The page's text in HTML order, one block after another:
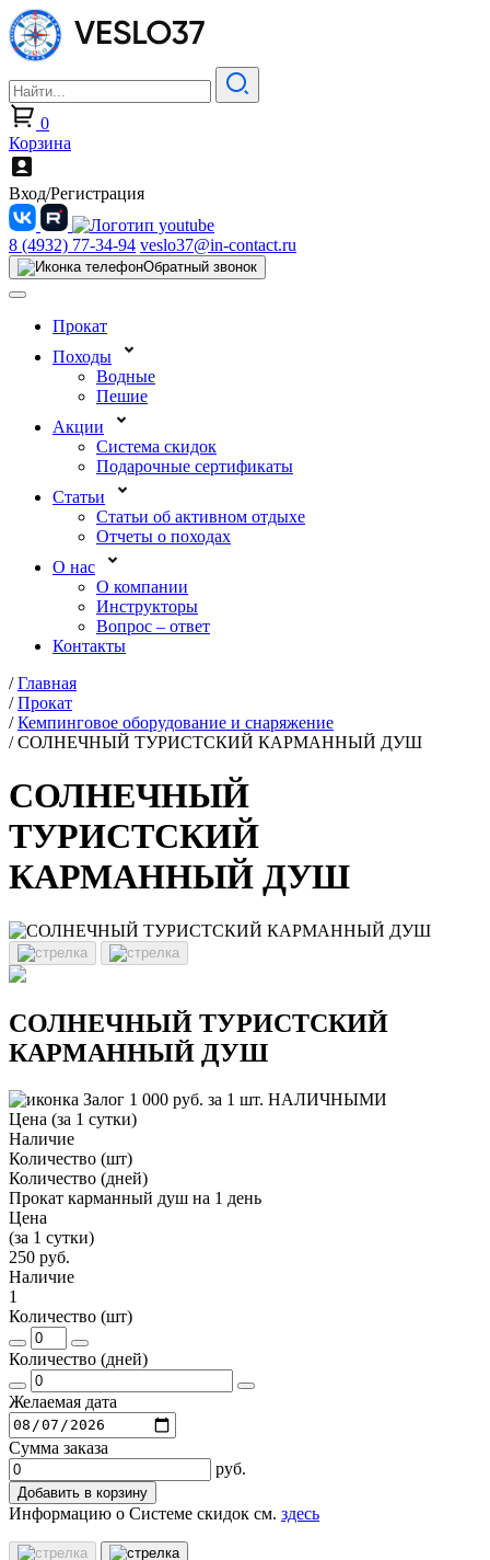
0
Корзина
Вход/Регистрация
8 (4932) 77-34-94 veslo37@in-contact.ru
Обратный звонок
Прокат
Походы
Водные
Пешие
Акции
Система скидок
Подарочные сертификаты
Статьи
Статьи об активном отдыхе
Отчеты о походах
О нас
О компании
Инструкторы
Вопрос – ответ
Контакты
/Главная
/Прокат
/Кемпинговое оборудование и снаряжение
/СОЛНЕЧНЫЙ ТУРИСТСКИЙ КАРМАННЫЙ ДУШ
СОЛНЕЧНЫЙ
ТУРИСТСКИЙ
КАРМАННЫЙ ДУШ
СОЛНЕЧНЫЙ ТУРИСТСКИЙ
КАРМАННЫЙ ДУШ
Залог 1 000 руб. за 1 шт. НАЛИЧНЫМИ
Цена (за 1 сутки)
Наличие
Количество (шт)
Количество (дней)
Прокат карманный душ на 1 день
Цена
(за 1 сутки)
250 руб.
Наличие
1
Количество (шт)
Количество (дней)
Желаемая дата
Сумма заказа
руб.
Добавить в корзину
Информацию о Системе скидок см. здесь